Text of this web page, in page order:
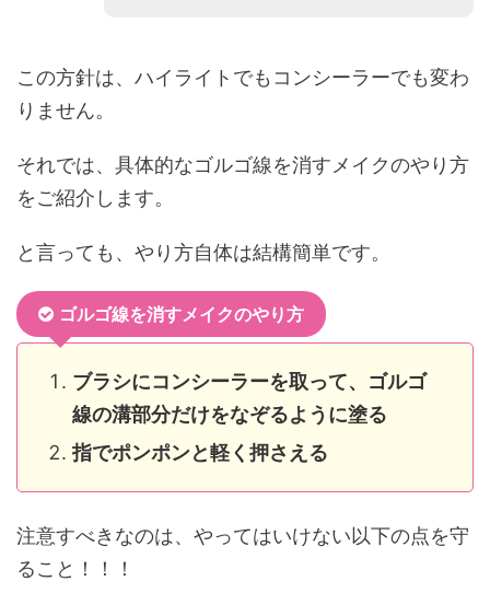
この方針は、ハイライトでもコンシーラーでも変わ
りません。
それでは、具体的なゴルゴ線を消すメイクのやり方
をご紹介します。
と言っても、やり方自体は結構簡単です。
ゴルゴ線を消すメイクのやり方
ブラシにコンシーラーを取って、ゴルゴ
線の溝部分だけをなぞるように塗る
指でポンポンと軽く押さえる
注意すべきなのは、やってはいけない以下の点を守
ること！！！